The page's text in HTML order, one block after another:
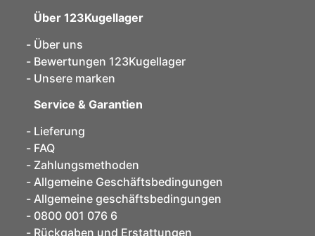
Über 123Kugellager
Über uns
Bewertungen 123Kugellager
Unsere marken
Service & Garantien
Lieferung
FAQ
Zahlungsmethoden
Allgemeine Geschäftsbedingungen
Allgemeine geschäftsbedingungen
0800 001 076 6
Rückgaben und Erstattungen